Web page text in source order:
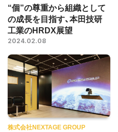
“個”の尊重から組織として
の成長を目指す、本田技研
工業のHRDX展望
2024.02.08
株式会社NEXTAGE GROUP